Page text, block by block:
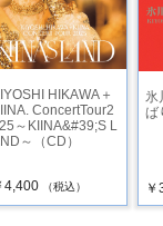
HIKAWA＋
ConcertTour2
～KIINA&#39;S L
～（CD）
4,400 （税込）
ば